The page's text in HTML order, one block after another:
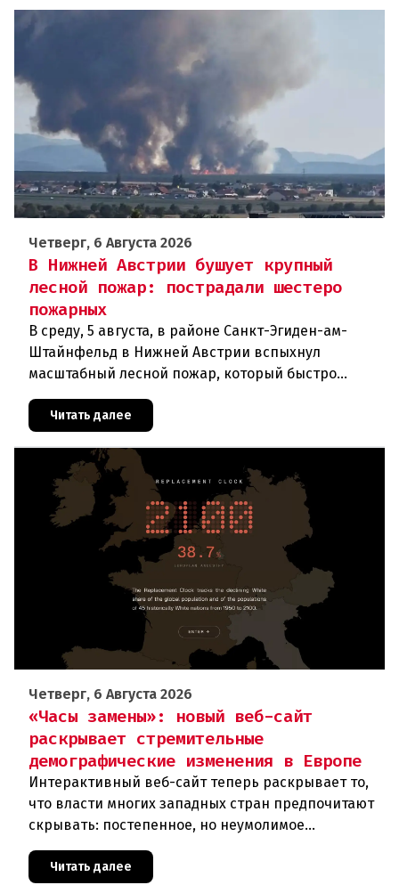
Четверг, 6 Августа 2026
В Нижней Австрии бушует крупный
лесной пожар: пострадали шестеро
пожарных
В среду, 5 августа, в районе Санкт-Эгиден-ам-
Штайнфельд в Нижней Австрии вспыхнул
масштабный лесной пожар, который быстро
В ходе тушения пострадали шесте
Читать далее
Четверг, 6 Августа 2026
«Часы замены»: новый веб-сайт
раскрывает стремительные
демографические изменения в Европе
Интерактивный веб-сайт теперь раскрывает то,
что власти многих западных стран предпочитают
скрывать: постепенное, но неумолимое
сокращение численности населения
европейского происхождения. «Часы замен
Читать далее